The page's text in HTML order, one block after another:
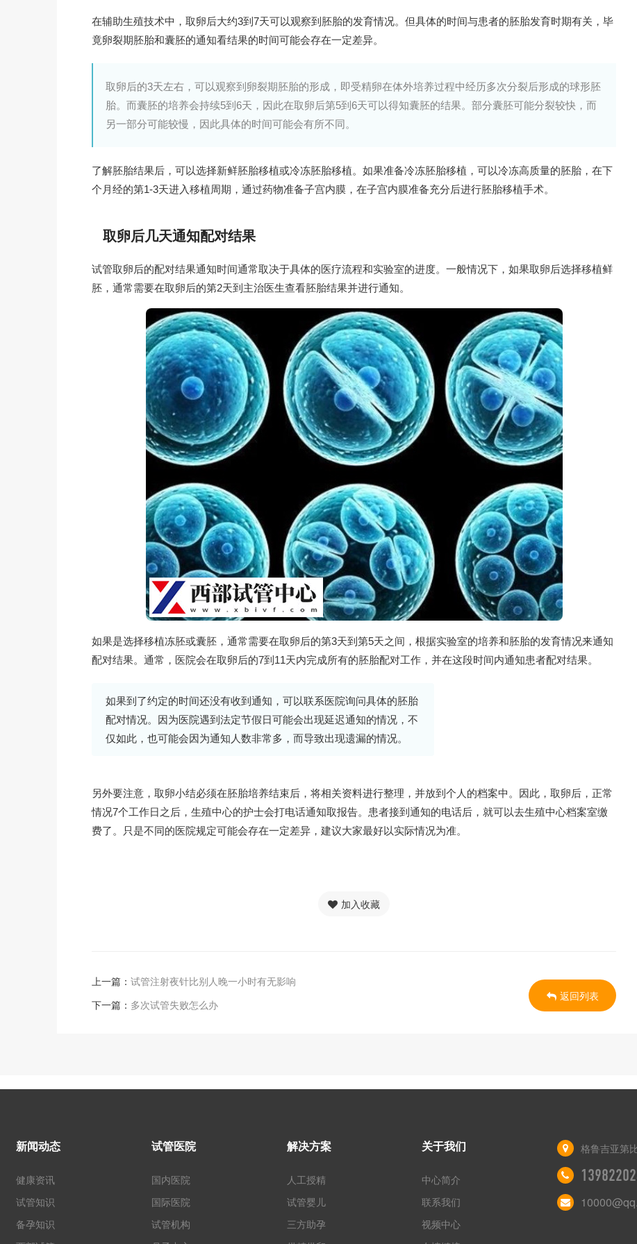
在辅助生殖技术中，取卵后大约3到7天可以观察到胚胎的发育情况。但具体的时间与患者的胚胎发育时期有关，毕
竟卵裂期胚胎和囊胚的通知看结果的时间可能会存在一定差异。
取卵后的3天左右，可以观察到卵裂期胚胎的形成，即受精卵在体外培养过程中经历多次分裂后形成的球形胚
胎。而囊胚的培养会持续5到6天，因此在取卵后第5到6天可以得知囊胚的结果。部分囊胚可能分裂较快，而
另一部分可能较慢，因此具体的时间可能会有所不同。
了解胚胎结果后，可以选择新鲜胚胎移植或冷冻胚胎移植。如果准备冷冻胚胎移植，可以冷冻高质量的胚胎，在下
个月经的第1-3天进入移植周期，通过药物准备子宫内膜，在子宫内膜准备充分后进行胚胎移植手术。
取卵后几天通知配对结果
试管取卵后的配对结果通知时间通常取决于具体的医疗流程和实验室的进度。一般情况下，如果取卵后选择移植鲜
胚，通常需要在取卵后的第2天到主治医生查看胚胎结果并进行通知。
如果是选择移植冻胚或囊胚，通常需要在取卵后的第3天到第5天之间，根据实验室的培养和胚胎的发育情况来通知
配对结果。通常，医院会在取卵后的7到11天内完成所有的胚胎配对工作，并在这段时间内通知患者配对结果。
如果到了约定的时间还没有收到通知，可以联系医院询问具体的胚胎
配对情况。因为医院遇到法定节假日可能会出现延迟通知的情况，不
仅如此，也可能会因为通知人数非常多，而导致出现遗漏的情况。
另外要注意，取卵小结必须在胚胎培养结束后，将相关资料进行整理，并放到个人的档案中。因此，取卵后，正常
情况7个工作日之后，生殖中心的护士会打电话通知取报告。患者接到通知的电话后，就可以去生殖中心档案室缴
费了。只是不同的医院规定可能会存在一定差异，建议大家最好以实际情况为准。
加入收藏
上一篇： 试管注射夜针比别人晚一小时有无影响
下一篇： 多次试管失败怎么办
返回列表
新闻动态
健康资讯
试管知识
备孕知识
试管医院
国内医院
国际医院
试管机构
解决方案
人工授精
试管婴儿
三方助孕
关于我们
中心简介
联系我们
视频中心
格鲁吉亚第